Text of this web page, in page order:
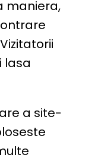
maniera,
lasa
a site-